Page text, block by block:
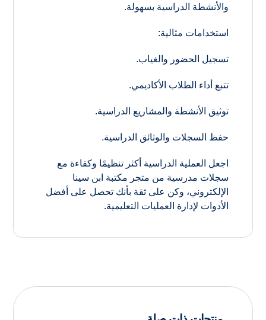
والأنشطة الدراسية بسهولة.
استخدامات مثالية:
تسجيل الحضور والغياب.
تتبع أداء الطلاب الأكاديمي.
توثيق الأنشطة والمشاريع الدراسية.
حفظ السجلات والوثائق الدراسية.
اجعل العملية الدراسية أكثر تنظيمًا وكفاءة مع
سجلات مدرسية من متجر مكتبة ابن سينا
الإلكتروني، وكن على ثقة بأنك تحصل على أفضل
الأدوات لإدارة العمليات التعليمية.